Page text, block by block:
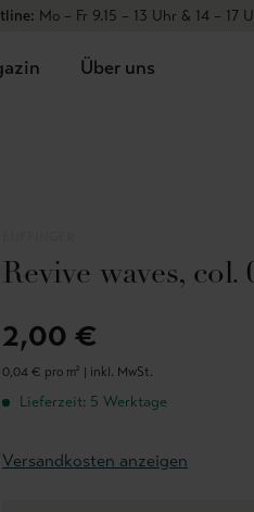
Mo – Fr 9.15 – 13 Uhr & 14 – 17
Über uns
Revive waves, col.
2,00 €
0,04 € pro m² | inkl. MwSt.
Lieferzeit: 5 Werktage
Versandkosten anzeigen